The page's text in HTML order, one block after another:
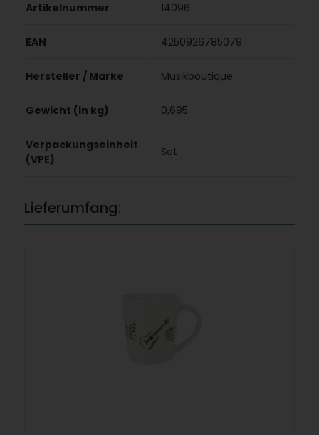
Artikelnummer 14096
EAN 4250926785079
Hersteller / Marke Musikboutique
Gewicht (in kg) 0,695
Verpackungseinheit
(VPE)
Set
Lieferumfang: